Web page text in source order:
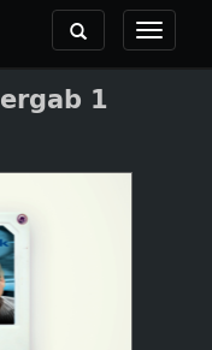
Toggle
Toggle
navigation
ergab 1